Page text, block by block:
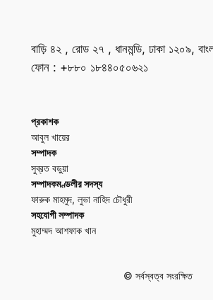
বাড়ি ৪২ , রোড ২৭ , ধানমন্ডি, ঢাকা ১২০৯,
ফোন : +৮৮০ ১৮৪৪০৫০৬২১
প্রকাশক
আবুল খায়ের
সম্পাদক
সুব্রত বড়ুয়া
সম্পাদকমণ্ডলীর সদস্য
ফারুক মাহমুদ, লুভা নাহিদ চৌধুরী
সহযোগী সম্পাদক
মুহাম্মদ আশফাক খান
© সর্বস্বত্ব সংরক্ষিত